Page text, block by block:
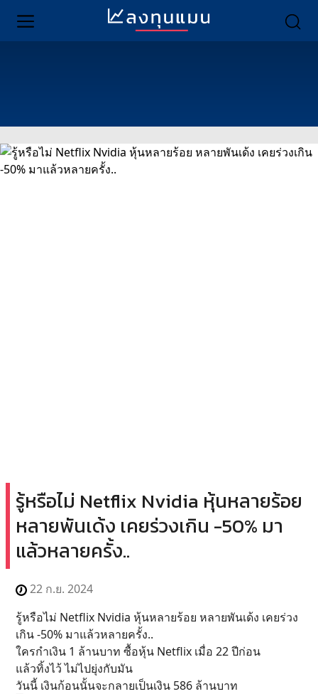
รู้หรือไม่ Netflix Nvidia หุ้นหลายร้อย
หลายพันเด้ง เคยร่วงเกิน -50% มา
แล้วหลายครั้ง..
22 ก.ย. 2024
รู้หรือไม่ Netflix Nvidia หุ้นหลายร้อย หลายพันเด้ง เคยร่วง
เกิน -50% มาแล้วหลายครั้ง..
ใครกำเงิน 1 ล้านบาท ซื้อหุ้น Netflix เมื่อ 22 ปีก่อน
แล้วทิ้งไว้ ไม่ไปยุ่งกับมัน
วันนี้ เงินก้อนนั้นจะกลายเป็นเงิน 586 ล้านบาท